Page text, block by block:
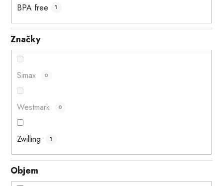
BPA free 1
Značky
Simax 0
Westmark 0
Zwilling 1
Objem